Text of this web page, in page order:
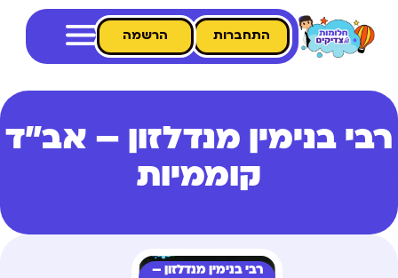
התחברות הרשמה
רבי בנימין מנדלזון – אב"ד
קוממיות
רבי בנימין מנדלזון –